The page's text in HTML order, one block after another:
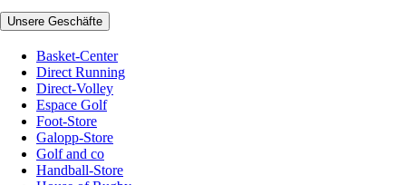
Unsere Geschäfte
Basket-Center
Direct Running
Direct-Volley
Espace Golf
Foot-Store
Galopp-Store
Golf and co
Handball-Store